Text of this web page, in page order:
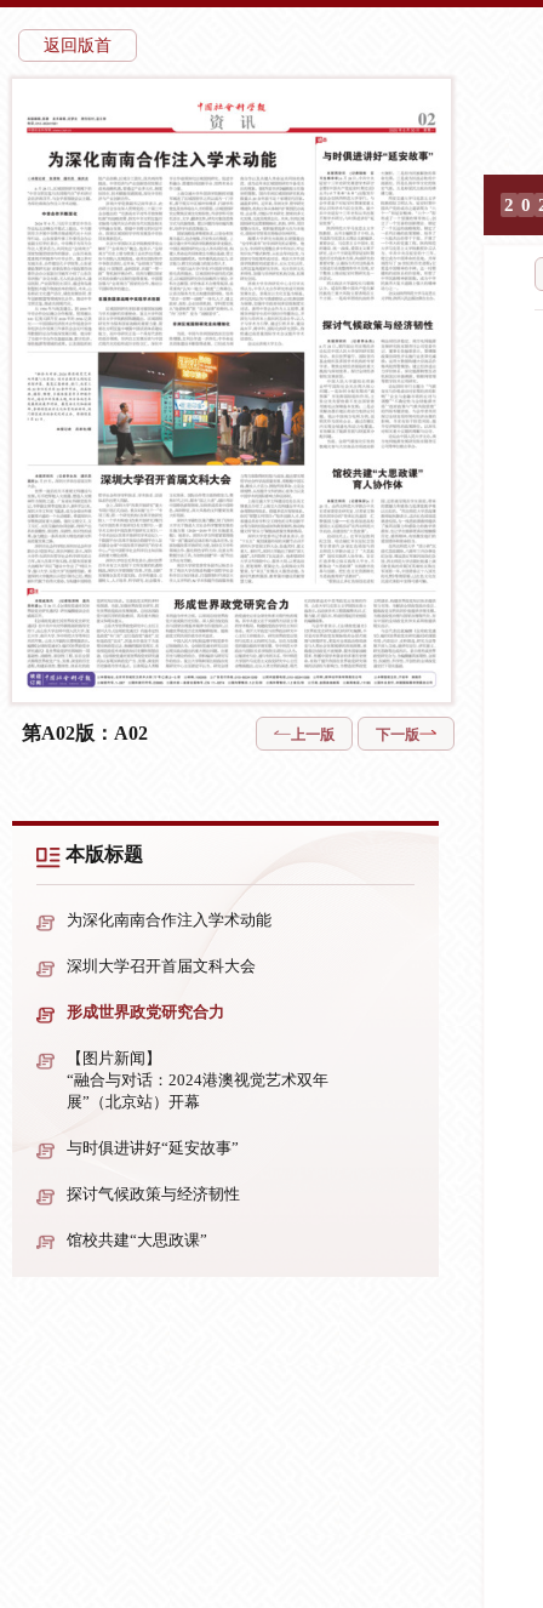
返回版首
第A02版：A02 上一版 下一版
本版标题
为深化南南合作注入学术动能
深圳大学召开首届文科大会
形成世界政党研究合力
【图片新闻】
“融合与对话：2024港澳视觉艺术双年
展”（北京站）开幕
与时俱进讲好“延安故事”
探讨气候政策与经济韧性
馆校共建“大思政课”
2 0